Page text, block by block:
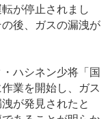
が停止されまし
後、ガスの漏洩が
ハシネン少将「国
業を開始し、ガス
が発見されたと